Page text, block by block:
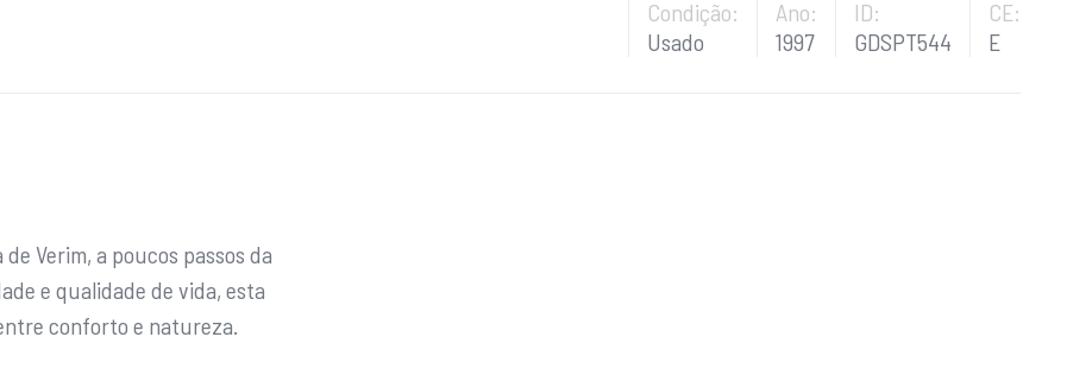
Condição:
Usado
Ano:
1997
ID:
GDSPT544
CE:
E
Verim, a poucos passos da
e qualidade de vida, esta
conforto e natureza.